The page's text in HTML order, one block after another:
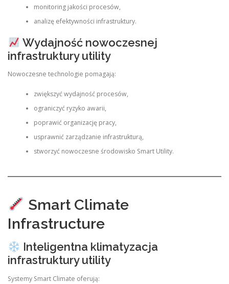
monitoring jakości procesów,
analizę efektywności infrastruktury.
Wydajność nowoczesnej
infrastruktury utility
Nowoczesne technologie pomagają:
zwiększyć wydajność procesów,
ograniczyć ryzyko awarii,
poprawić organizację pracy,
usprawnić zarządzanie infrastrukturą,
stworzyć nowoczesne środowisko Smart Utility.
Smart Climate
Infrastructure
Inteligentna klimatyzacja
infrastruktury utility
Systemy Smart Climate oferują: